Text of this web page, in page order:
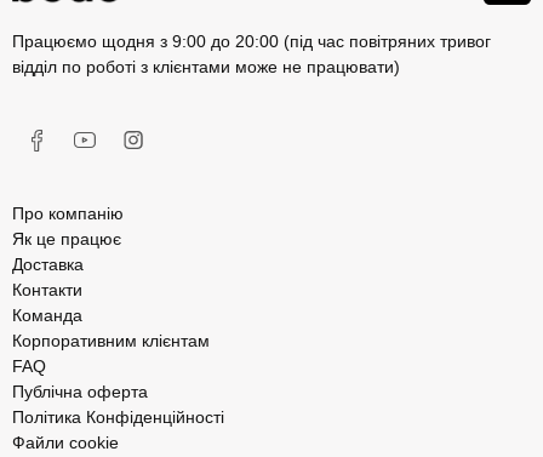
Працюємо щодня з 9:00 до 20:00 (під час повітряних тривог
відділ по роботі з клієнтами може не працювати)
Про компанію
Як це працює
Доставка
Контакти
Команда
Корпоративним клієнтам
FAQ
Публічна оферта
Політика Конфіденційності
Файли cookie